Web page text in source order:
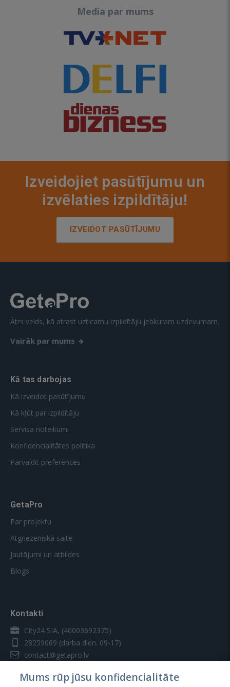
Media par mums
Izveidojiet pasūtījumu un
izvēlaties izpildītāju!
IZVEIDOT PASŪTĪJUMU
Ātrs veids, kā atrast uzticamu izpildītāju jebkuram uzdevumam.
Vairāk par mums
Kā tas darbojas
Kā izveidot pasūtījumu
Kā kļūt par izpildītāju
Servisa noteikumi
Konfidencialitātes politika
Pārvaldīt preferences
GetaPro
Par projektu
Atgriezeniskā saite
Jautājumi un atbildes
Blogs
Kontakti
City24 SIA, (40003692375)
28259069 (darba dien. 09-17)
contact@getapro.lv
Mums rūp jūsu konfidencialitāte